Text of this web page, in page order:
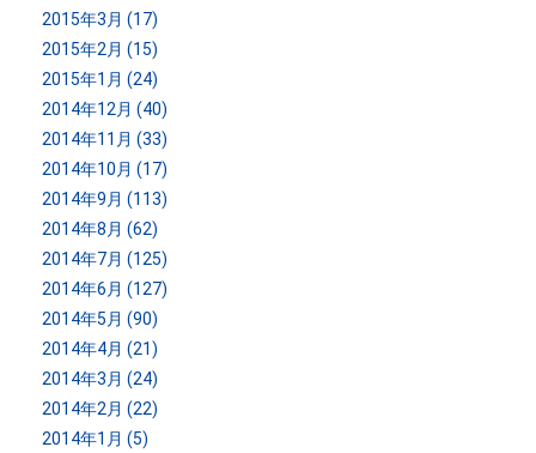
2015年3月 (17)
2015年2月 (15)
2015年1月 (24)
2014年12月 (40)
2014年11月 (33)
2014年10月 (17)
2014年9月 (113)
2014年8月 (62)
2014年7月 (125)
2014年6月 (127)
2014年5月 (90)
2014年4月 (21)
2014年3月 (24)
2014年2月 (22)
2014年1月 (5)